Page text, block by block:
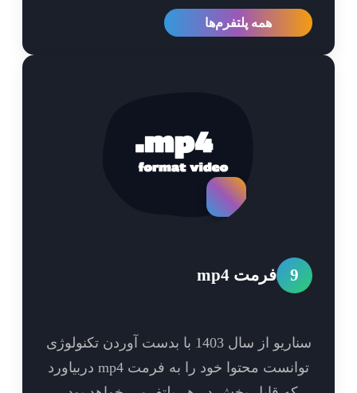
همه پلتفرم‌ها
فرمت mp4
سناریو از سال 1403 با بدست آوردن تکنولوژی
توانست محتوا خود را به فرمت mp4 دربیاورد